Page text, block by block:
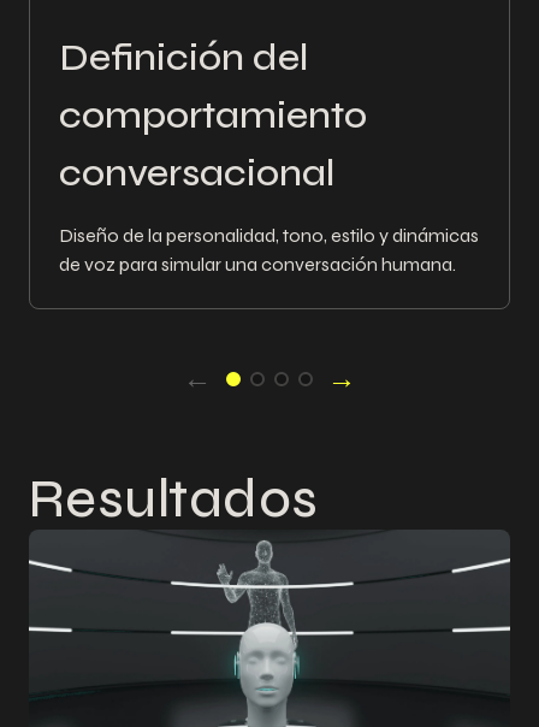
Definición del
comportamiento
conversacional
Diseño de la personalidad, tono, estilo y dinámicas
de voz para simular una conversación humana.
← →
Resultados